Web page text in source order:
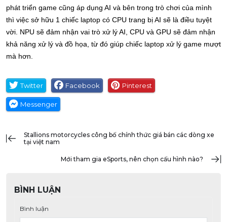
phát triển game cũng áp dụng AI và bên trong trò chơi của mình
thì việc sở hữu 1 chiếc laptop có CPU trang bị AI sẽ là điều tuyệt
vời. NPU sẽ đảm nhận vai trò xử lý AI, CPU và GPU sẽ đảm nhận
khả năng xử lý và đồ họa, từ đó giúp chiếc laptop xử lý game mượt
mà hơn.
Twitter Facebook Pinterest
Messenger
stallions motorcycles công bố chính thức giá bán các dòng xe
tại việt nam
Mới tham gia eSports, nên chọn cấu hình nào?
BÌNH LUẬN
Bình luận